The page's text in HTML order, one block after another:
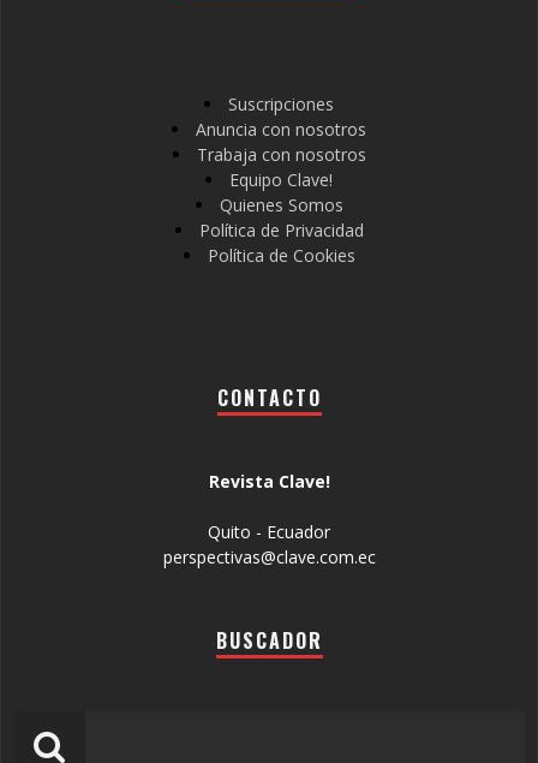
Suscripciones
Anuncia con nosotros
Trabaja con nosotros
Equipo Clave!
Quienes Somos
Política de Privacidad
Política de Cookies
CONTACTO
Revista Clave!
Quito - Ecuador
perspectivas@clave.com.ec
BUSCADOR